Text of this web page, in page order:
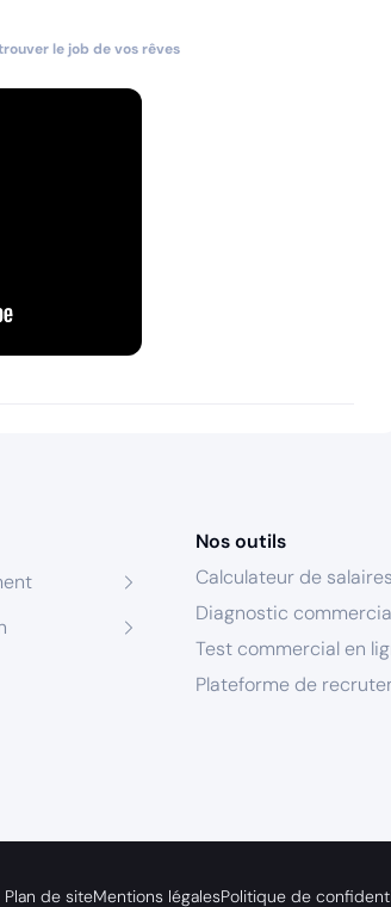
en garantissant la conformité
le job de vos rêves
Nos outils
Calculateur de salaires
Diagnostic
Test commercial en
Plateforme de
Plan de siteMentions légalesPolitique de